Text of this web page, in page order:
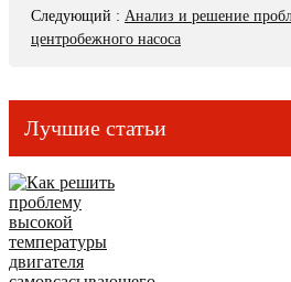
Следующий : Анализ и решение
центробежного насоса
Лучшие статьи